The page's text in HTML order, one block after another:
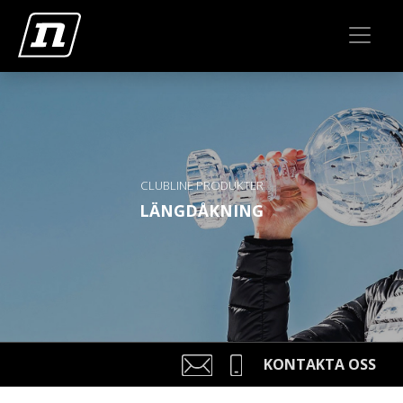
CLUBLINE PRODUKTER
LÄNGDÅKNING
KONTAKTA OSS